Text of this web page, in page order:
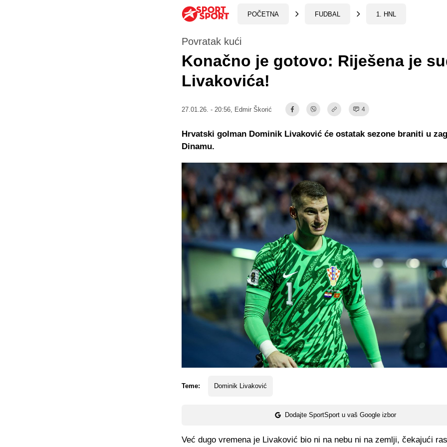
POČETNA FUDBAL 1. HNL
Povratak kući
Konačno je gotovo: Riješena je
Livakovića!
27.01.26. - 20:56, Edmir Škorić 4
Teme: Dominik Livaković
Dodajte SportSport u vaš Google izbor
Hrvatski golman Dominik Livaković će ostatak sezone braniti u
Dinamu.
Već dugo vremena je Livaković bio ni na nebu ni na zemlji, čekajući